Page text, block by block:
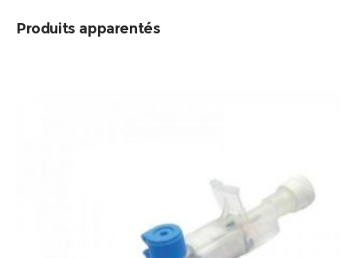
Produits apparentés